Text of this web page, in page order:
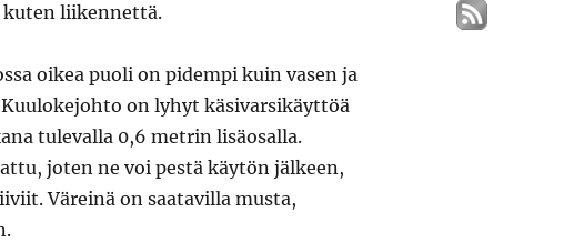
kuten liikennettä.
oikea puoli on pidempi kuin vasen ja
on lyhyt käsivarsikäyttöä
tulevalla 0,6 metrin lisäosalla.
joten ne voi pestä käytön jälkeen,
Väreinä on saatavilla musta,